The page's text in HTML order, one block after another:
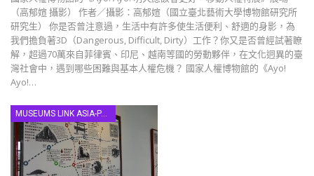
（高郁媗 攝影） 作者／攝影：高郁媗（國立臺北藝術大學博物館研究所
研究生） 你是否曾注意過，生活中有許多使生活便利、舒適的身影，為
我們擔負著3D（Dangerous, Difficult, Dirty）工作？你又是否曾經試著瞭
解，超過70萬來自菲律賓、印尼、越南等國的勞動夥伴，在文化迥異的臺
灣社會中，遇到哪些困難與基本人權危機？ 國家人權博物館的《Ayo!
Ayo!…
MUSEUMS LINK ASIA-PACIFIC